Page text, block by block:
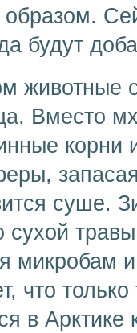
будут
животные
Вместо
корни
суше.
сухой
микробам
что
в Арктике